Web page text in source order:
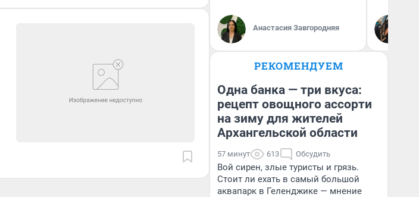
Анастасия Завгородняя
РЕКОМЕНДУЕМ
Одна банка — три вкуса:
рецепт овощного ассорти
на зиму для жителей
Архангельской области
57 минут 613 Обсудить
Вой сирен, злые туристы и грязь.
Стоит ли ехать в самый большой
аквапарк в Геленджике — мнение